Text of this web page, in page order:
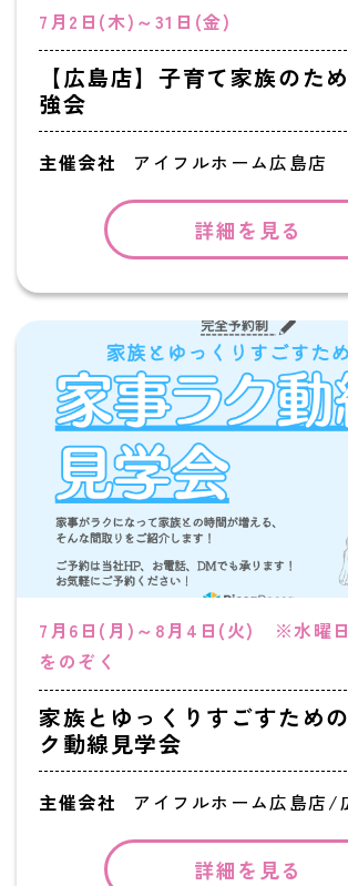
7月2日(木)～31日(金)
【広島店】子育て家族のた
強会
主催会社 アイフルホーム広島店
詳細を見る
7月6日(月)～8月4日(火) ※水曜日
をのぞく
家族とゆっくりすごすため
ク動線見学会
主催会社 アイフルホーム広島店/
詳細を見る